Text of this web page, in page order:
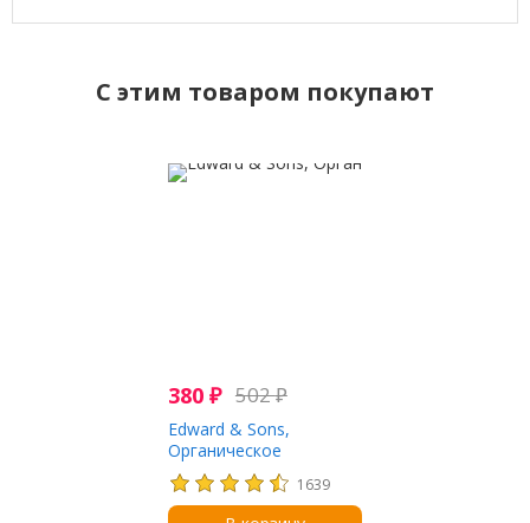
C этим товаром покупают
380 ₽ 502₽
Edward & Sons,
Органическое
картофельное пюре
Organic Mashed
Potatoes, домашняя
1639